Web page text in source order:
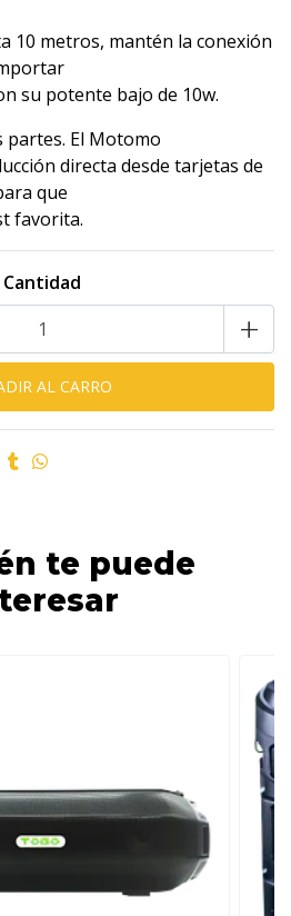
10 metros, mantén la conexión
su potente bajo de 10w.
partes. El Motomo
directa desde tarjetas de
que
favorita.
Cantidad
+
te puede